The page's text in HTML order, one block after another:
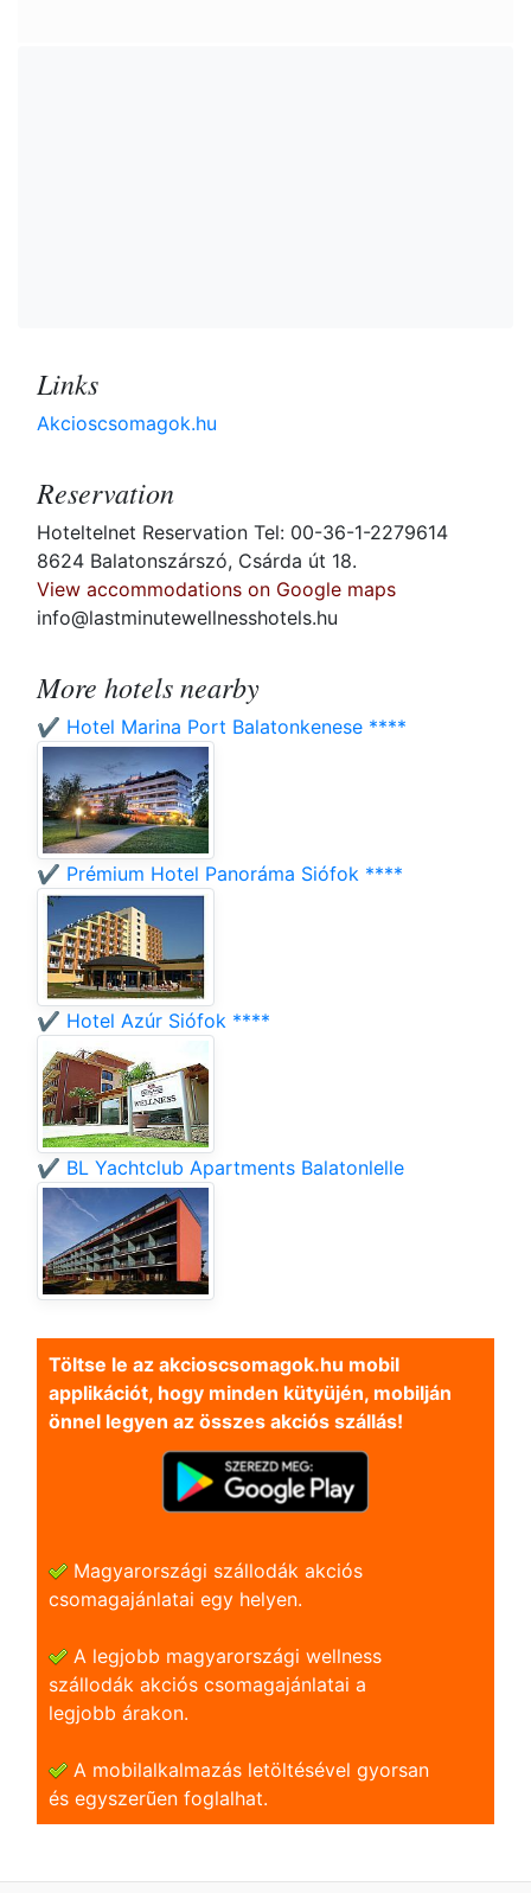
Links
Akcioscsomagok.hu
Reservation
Hoteltelnet Reservation Tel: 00-36-1-2279614
8624 Balatonszárszó, Csárda út 18.
View accommodations on Google maps
info@lastminutewellnesshotels.hu
More hotels nearby
✔️ Hotel Marina Port Balatonkenese ****
✔️ Prémium Hotel Panoráma Siófok ****
✔️ Hotel Azúr Siófok ****
✔️ BL Yachtclub Apartments Balatonlelle
Töltse le az akcioscsomagok.hu mobil
applikációt, hogy minden kütyüjén, mobilján
önnel legyen az összes akciós szállás!
Magyarországi szállodák akciós
csomagajánlatai egy helyen.
A legjobb magyarországi wellness
szállodák akciós csomagajánlatai a
legjobb árakon.
A mobilalkalmazás letöltésével gyorsan
és egyszerũen foglalhat.